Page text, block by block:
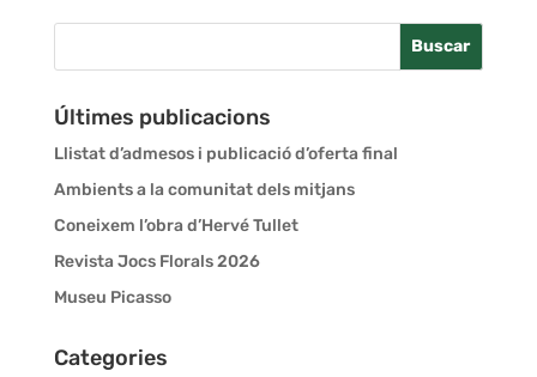
Últimes publicacions
Llistat d’admesos i publicació d’oferta final
Ambients a la comunitat dels mitjans
Coneixem l’obra d’Hervé Tullet
Revista Jocs Florals 2026
Museu Picasso
Categories